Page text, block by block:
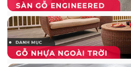
gỗ tự nhiên và có độ nhám
dùng những cảm nhận chân
Kích thước sàn
trời WPC